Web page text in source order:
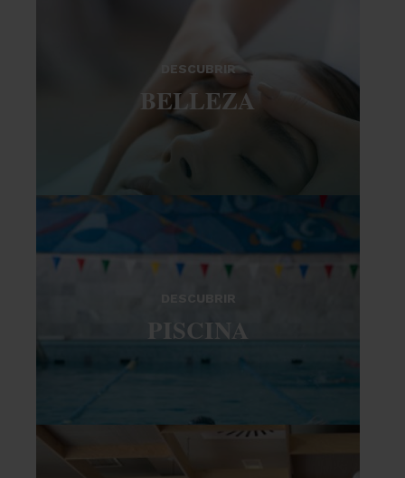
DESCUBRIR
BELLEZA
DESCUBRIR
PISCINA